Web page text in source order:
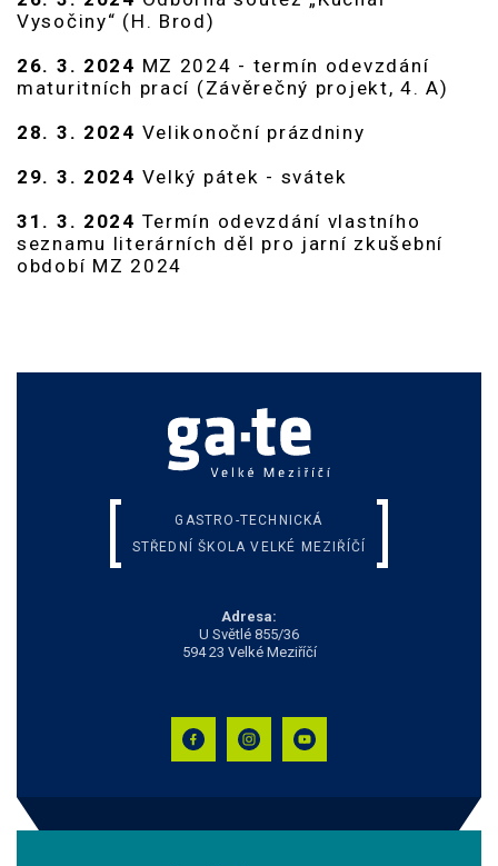
Vysočiny“ (H. Brod)
26. 3. 2024 MZ 2024 - termín odevzdání
maturitních prací (Závěrečný projekt, 4. A)
28. 3. 2024 Velikonoční prázdniny
29. 3. 2024 Velký pátek - svátek
31. 3. 2024 Termín odevzdání vlastního
seznamu literárních děl pro jarní zkušební
období MZ 2024
GASTRO-TECHNICKÁ
STŘEDNÍ ŠKOLA VELKÉ MEZIŘÍČÍ
Adresa:
U Světlé 855/36
594 23 Velké Meziříčí